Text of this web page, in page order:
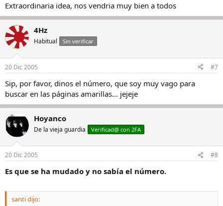
Extraordinaria idea, nos vendria muy bien a todos
4Hz
Habitual Sin verificar
20 Dic 2005 #7
Sip, por favor, dinos el número, que soy muy vago para
buscar en las páginas amarillas... jejeje
Hoyanco
De la vieja guardia Verificad@ con 2FA
20 Dic 2005 #8
Es que se ha mudado y no sabía el número.
santi dijo: